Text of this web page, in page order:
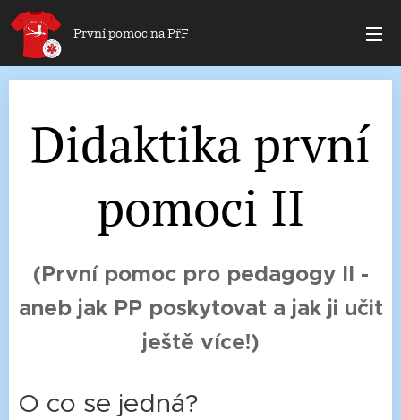
První pomoc na PřF
Didaktika první
pomoci II
(První pomoc pro pedagogy II -
aneb jak PP poskytovat a jak ji učit
ještě více!)
O co se jedná?